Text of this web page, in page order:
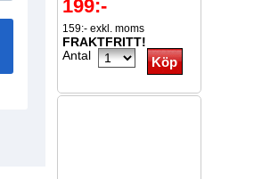
199:-
159:- exkl. moms
FRAKTFRITT!
Antal